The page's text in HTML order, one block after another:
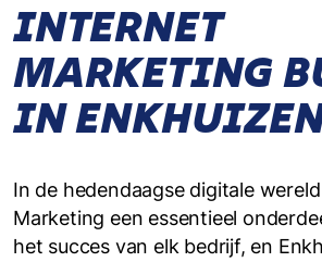
INTERNET
MARKETING
IN
In de hedendaagse digitale
Marketing een essentieel
het succes van elk bedrijf, en